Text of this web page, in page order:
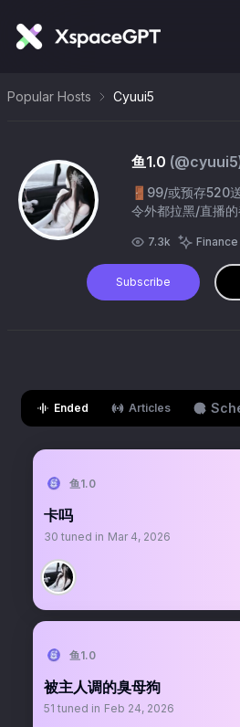
Popular Hosts Cyuui5
鱼1.0 (@cyuui5
🚪99/或预存520
令外都拉黑/直播
7.3k Finance
Subscribe
Ended Articles
鱼1.0
卡吗
30 tuned in Mar 4, 2026
鱼1.0
被主人调的臭母狗
51 tuned in Feb 24, 2026